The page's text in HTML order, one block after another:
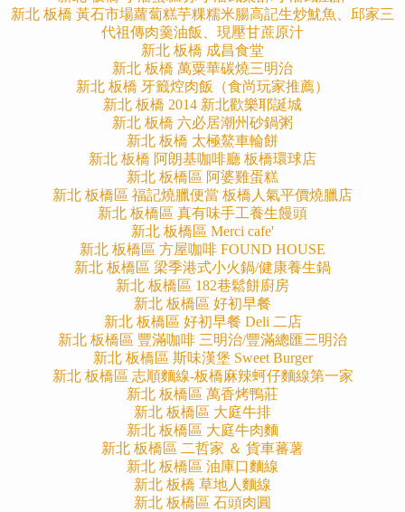
新北 板橋 黃石市場蘿蔔糕芋粿糯米腸高記生炒魷魚、邱家三
代祖傳肉羹油飯、現壓甘蔗原汁
新北 板橋 成昌食堂
新北 板橋 萬粟華碳燒三明治
新北 板橋 牙籤焢肉飯（食尚玩家推薦）
新北 板橋 2014 新北歡樂耶誕城
新北 板橋 六必居潮州砂鍋粥
新北 板橋 太極鰲車輪餅
新北 板橋 阿朗基咖啡廳 板橋環球店
新北 板橋區 阿婆雞蛋糕
新北 板橋區 福記燒臘便當 板橋人氣平價燒臘店
新北 板橋區 真有味手工養生饅頭
新北 板橋區 Merci cafe'
新北 板橋區 方屋咖啡 FOUND HOUSE
新北 板橋區 梁季港式小火鍋/健康養生鍋
新北 板橋區 182巷鬆餅廚房
新北 板橋區 好初早餐
新北 板橋區 好初早餐 Deli 二店
新北 板橋區 豐滿咖啡 三明治/豐滿總匯三明治
新北 板橋區 斯味漢堡 Sweet Burger
新北 板橋區 志順麵線-板橋麻辣蚵仔麵線第一家
新北 板橋區 萬香烤鴨莊
新北 板橋區 大庭牛排
新北 板橋區 大庭牛肉麵
新北 板橋區 二哲家 ＆ 貨車蕃薯
新北 板橋區 油庫口麵線
新北 板橋 草地人麵線
新北 板橋區 石頭肉圓